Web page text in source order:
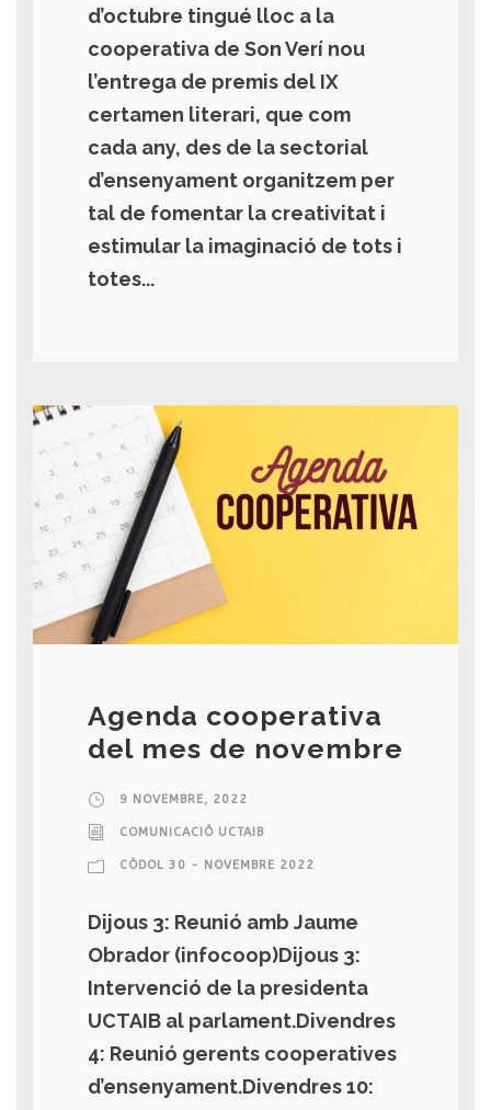
d’octubre tingué lloc a la
cooperativa de Son Verí nou
l’entrega de premis del IX
certamen literari, que com
cada any, des de la sectorial
d’ensenyament organitzem per
tal de fomentar la creativitat i
estimular la imaginació de tots i
totes...
Agenda cooperativa
del mes de novembre
9 NOVEMBRE, 2022
COMUNICACIÓ UCTAIB
CÒDOL 30 - NOVEMBRE 2022
Dijous 3: Reunió amb Jaume
Obrador (infocoop)Dijous 3:
Intervenció de la presidenta
UCTAIB al parlament.Divendres
4: Reunió gerents cooperatives
d’ensenyament.Divendres 10: